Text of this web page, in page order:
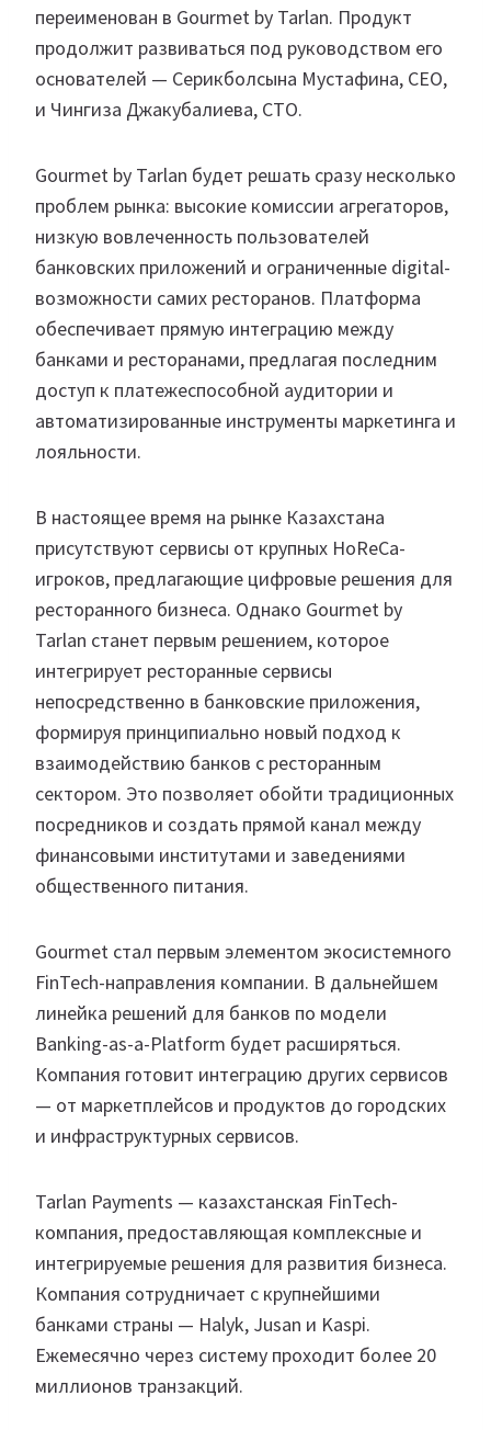
переименован в Gourmet by Tarlan. Продукт
продолжит развиваться под руководством его
основателей — Серикболсына Мустафина, CEO,
и Чингиза Джакубалиева, CTO.
Gourmet by Tarlan будет решать сразу несколько
проблем рынка: высокие комиссии агрегаторов,
низкую вовлеченность пользователей
банковских приложений и ограниченные digital-
возможности самих ресторанов. Платформа
обеспечивает прямую интеграцию между
банками и ресторанами, предлагая последним
доступ к платежеспособной аудитории и
автоматизированные инструменты маркетинга и
лояльности.
В настоящее время на рынке Казахстана
присутствуют сервисы от крупных HoReCa-
игроков, предлагающие цифровые решения для
ресторанного бизнеса. Однако Gourmet by
Tarlan станет первым решением, которое
интегрирует ресторанные сервисы
непосредственно в банковские приложения,
формируя принципиально новый подход к
взаимодействию банков с ресторанным
сектором. Это позволяет обойти традиционных
посредников и создать прямой канал между
финансовыми институтами и заведениями
общественного питания.
Gourmet стал первым элементом экосистемного
FinTech-направления компании. В дальнейшем
линейка решений для банков по модели
Banking-as-a-Platform будет расширяться.
Компания готовит интеграцию других сервисов
— от маркетплейсов и продуктов до городских
и инфраструктурных сервисов.
Tarlan Payments — казахстанская FinTech-
компания, предоставляющая комплексные и
интегрируемые решения для развития бизнеса.
Компания сотрудничает с крупнейшими
банками страны — Halyk, Jusan и Kaspi.
Ежемесячно через систему проходит более 20
миллионов транзакций.